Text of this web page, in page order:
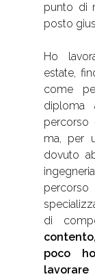
punto di
posto
Ho
estate,
come
diploma
percorso
ma, per
dovuto
di
poco